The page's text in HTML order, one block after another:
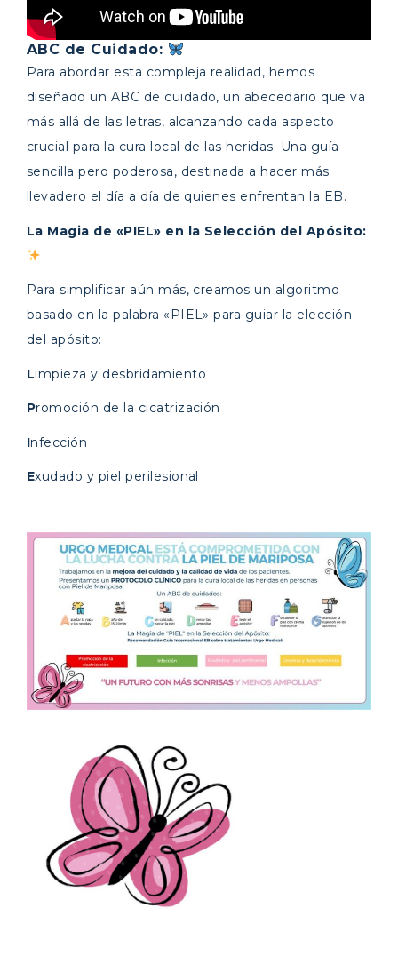
ABC de Cuidado:
Para abordar esta compleja realidad, hemos
diseñado un ABC de cuidado, un abecedario que va
más allá de las letras, alcanzando cada aspecto
crucial para la cura local de las heridas. Una guía
sencilla pero poderosa, destinada a hacer más
llevadero el día a día de quienes enfrentan la EB.
La Magia de «PIEL» en la Selección del Apósito:
Para simplificar aún más, creamos un algoritmo
basado en la palabra «PIEL» para guiar la elección
del apósito:
Limpieza y desbridamiento
Promoción de la cicatrización
Infección
Exudado y piel perilesional